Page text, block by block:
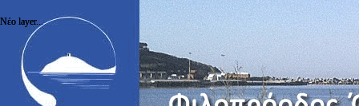
Νέο layer...
Νέο layer...